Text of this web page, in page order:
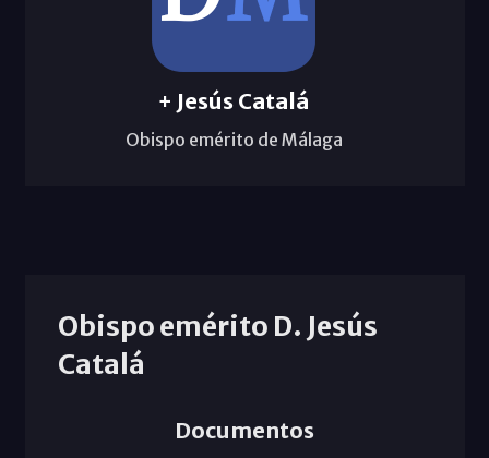
+ Jesús Catalá
Obispo emérito de Málaga
Obispo emérito D. Jesús
Catalá
Documentos